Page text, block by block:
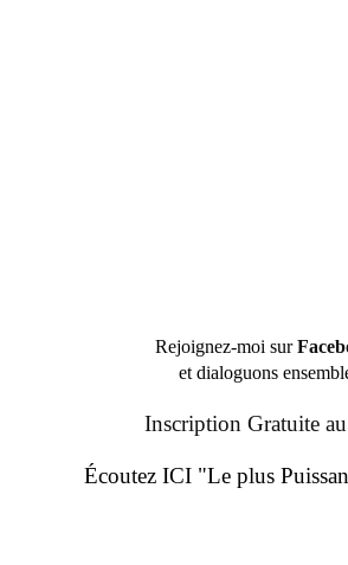
Rejoignez-moi sur
et dialoguons
Inscription Gratuite
Écoutez ICI "Le plus